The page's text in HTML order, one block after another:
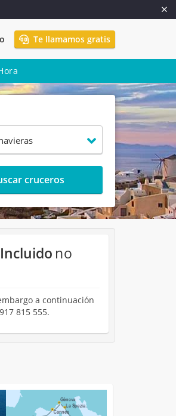
Te llamamos gratis
cruceros
no
a continuación
815 555.